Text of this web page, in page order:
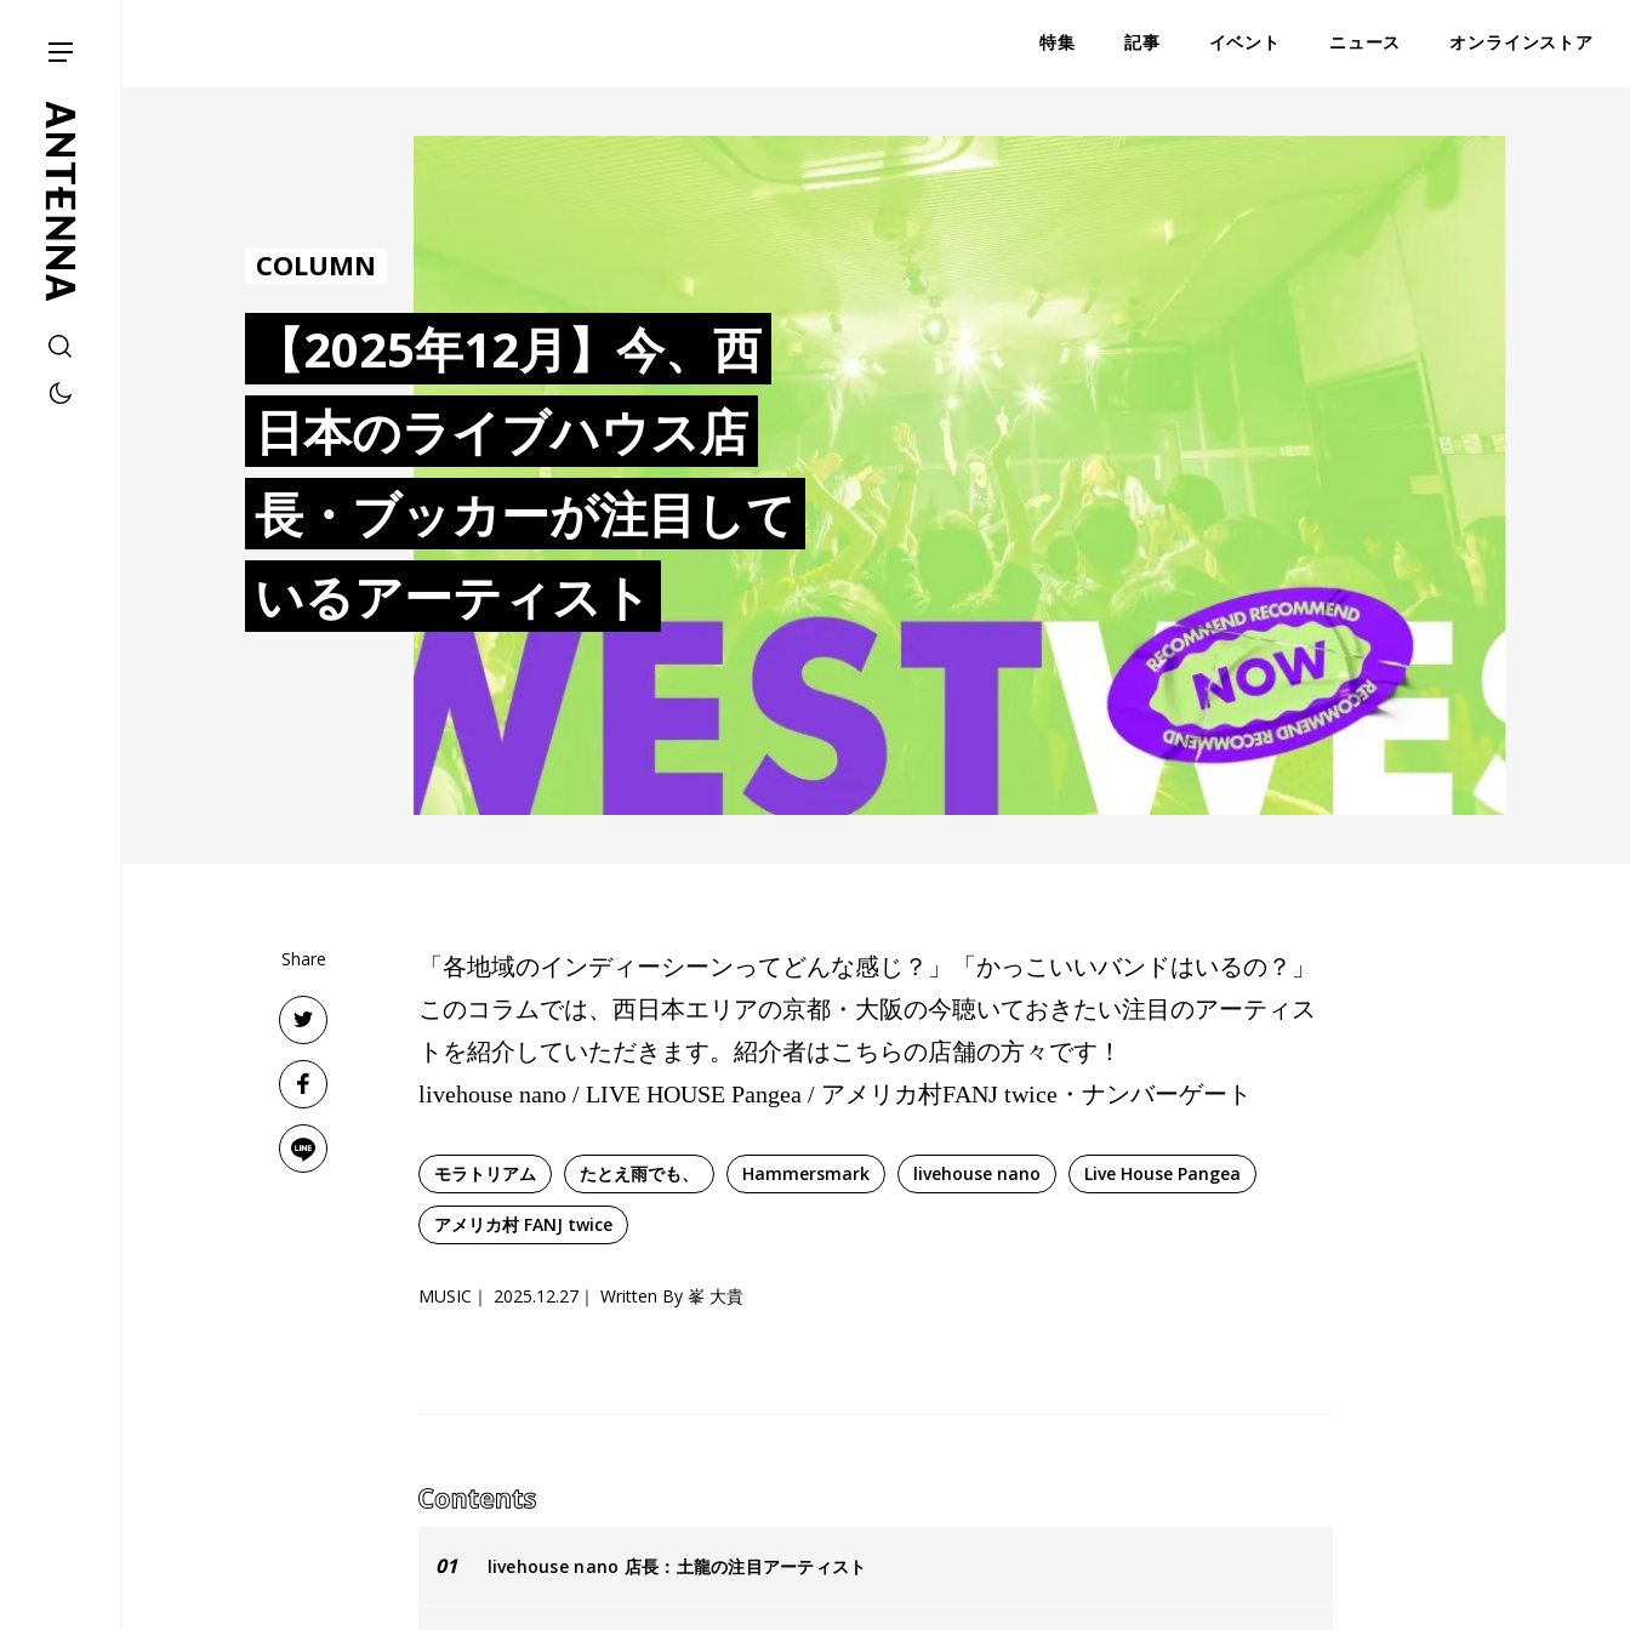
特集 記事 イベント ニュース オンラインストア
COLUMN
【2025年12月】今、西
日本のライブハウス店
長・ブッカーが注目して
いるアーティスト
Share
「各地域のインディーシーンってどんな感じ？」「かっこいいバンドはいるの？」
このコラムでは、西日本エリアの京都・大阪の今聴いておきたい注目のアーティス
トを紹介していただきます。紹介者はこちらの店舗の方々です！
livehouse nano / LIVE HOUSE Pangea / アメリカ村FANJ twice・ナンバーゲート
モラトリアム たとえ雨でも、 Hammersmark livehouse nano Live House Pangea
アメリカ村 FANJ twice
MUSIC 2025.12.27 Written By 峯 大貴
01 livehouse nano 店長：土龍の注目アーティスト